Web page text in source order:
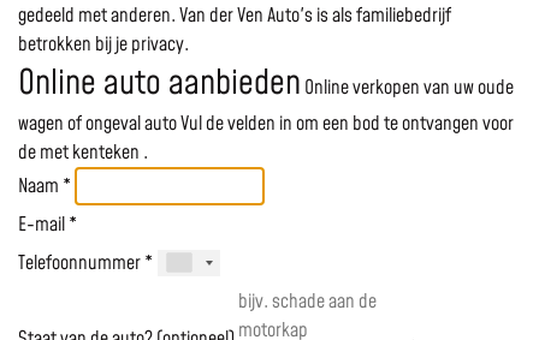
gedeeld met anderen. Van der Ven Auto's is als familiebedrijf
betrokken bij je privacy.
Online auto aanbieden Online verkopen van uw oude
wagen of ongeval autoVul de velden in om een bod te ontvangen voor
demet kenteken .
Naam *
E-mail *
Telefoonnummer *